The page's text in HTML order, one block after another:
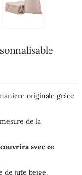
originale grâce
de la
avec ce
de jute beige.